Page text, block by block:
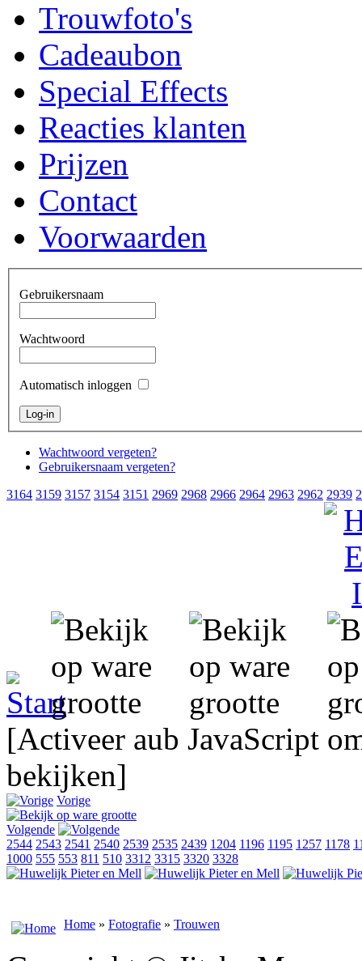
Trouwfoto's
Cadeaubon
Special Effects
Reacties klanten
Prijzen
Contact
Voorwaarden
Gebruikersnaam
Wachtwoord
Automatisch inloggen
Wachtwoord vergeten?
Gebruikersnaam vergeten?
3164 3159 3157 3154 3151 2969 2968 2966 2964 2963 2962 2939
[Activeer aub JavaScript
bekijken]
Vorige
Volgende
2544 2543 2541 2540 2539 2535 2439 1204 1196 1195 1257 1178
1000 555 553 811 510 3312 3315 3320 3328
Home » Fotografie » Trouwen